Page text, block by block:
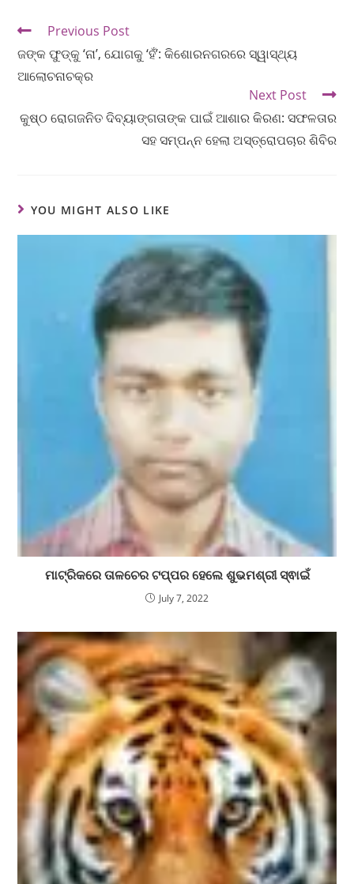
Previous Post
ଜଙ୍କ ଫୁଡ୍‌କୁ ‘ନା’, ଯୋଗକୁ ‘ହଁ’: କିଶୋରନଗରରେ ସ୍ୱାସ୍ଥ୍ୟ
ଆଲୋଚନାଚକ୍ର
Next Post
କୁଷ୍ଠ ରୋଗଜନିତ ଦିବ୍ୟାଙ୍ଗତାଙ୍କ ପାଇଁ ଆଶାର କିରଣ: ସଫଳତାର
ସହ ସମ୍ପନ୍ନ ହେଲା ଅସ୍ତ୍ରୋପଚାର ଶିବିର
YOU MIGHT ALSO LIKE
ମାଟ୍ରିକରେ ତାଳଚେର ଟପ୍ପର ହେଲେ ଶୁଭମଶ୍ରୀ ସ୍ଵାଇଁ
July 7, 2022